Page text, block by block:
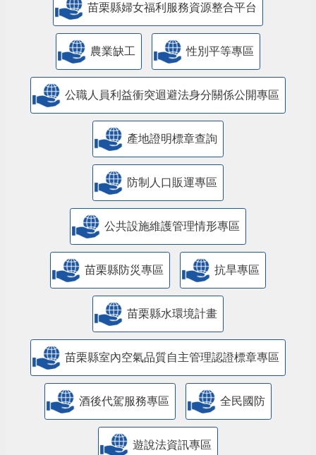
苗栗縣婦女福利服務資源整合平台
農業缺工 性別平等專區
公職人員利益衝突迴避法身分關係公開專區
產地證明標章查詢
防制人口販運專區
​公共設施維護管理情形專區
苗栗縣防災專區 抗旱專區
苗栗縣水環境計畫
苗栗縣室內空氣品質自主管理認證標章專區
酒後代駕服務專區 全民國防
遊說法資訊專區